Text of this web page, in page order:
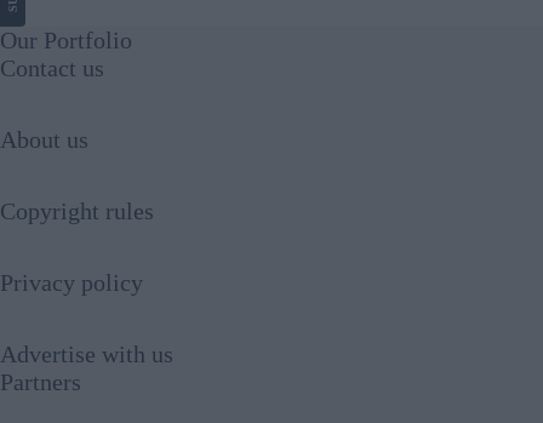
Our Portfolio
Contact us
About us
Copyright rules
Privacy policy
Advertise with us
Partners